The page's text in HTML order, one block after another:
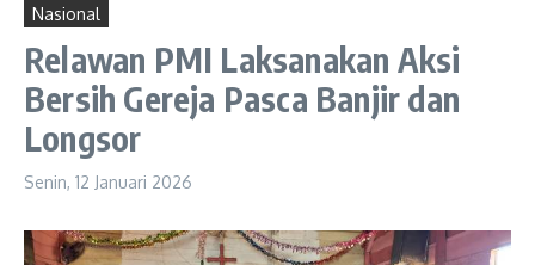
Nasional
Relawan PMI Laksanakan Aksi
Bersih Gereja Pasca Banjir dan
Longsor
Senin, 12 Januari 2026